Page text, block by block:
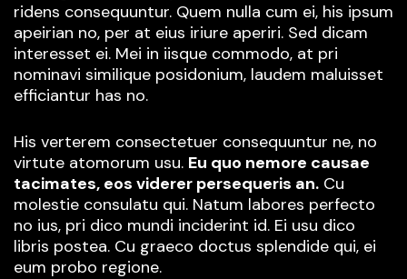
ridens consequuntur. Quem nulla cum ei, his ipsum
apeirian no, per at eius iriure aperiri. Sed dicam
interesset ei. Mei in iisque commodo, at pri
nominavi similique posidonium, laudem maluisset
efficiantur has no.
His verterem consectetuer consequuntur ne, no
virtute atomorum usu. Eu quo nemore causae
tacimates, eos viderer persequeris an. Cu
molestie consulatu qui. Natum labores perfecto
no ius, pri dico mundi inciderint id. Ei usu dico
libris postea. Cu graeco doctus splendide qui, ei
eum probo regione.